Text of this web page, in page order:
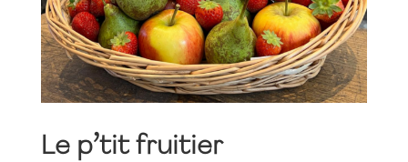
Le p’tit fruitier